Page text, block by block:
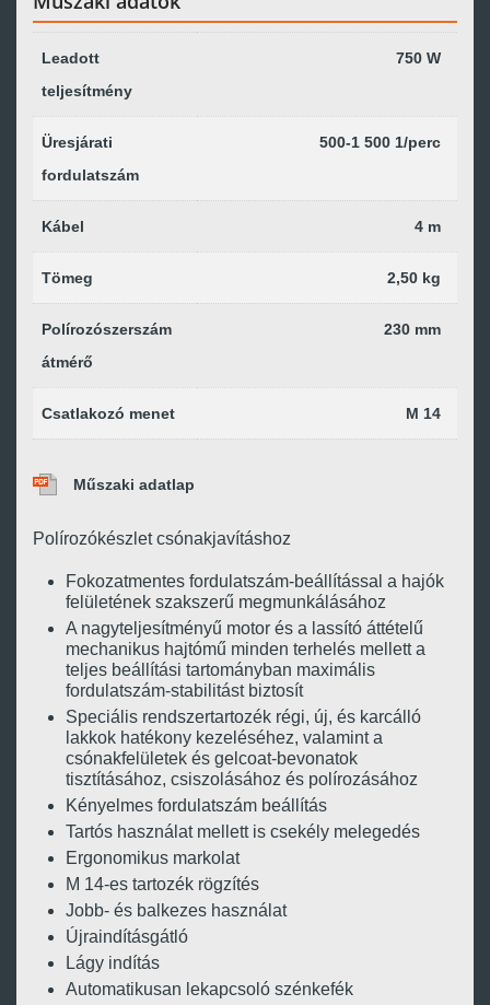
Leadott
teljesítmény
750 W
Üresjárati
fordulatszám
500-1 500 1/perc
Kábel 4 m
Tömeg 2,50 kg
Polírozószerszám
átmérő
230 mm
Csatlakozó menet M 14
Műszaki adatlap
Polírozókészlet csónakjavításhoz
Fokozatmentes fordulatszám-beállítással a hajók
felületének szakszerű megmunkálásához
A nagyteljesítményű motor és a lassító áttételű
mechanikus hajtómű minden terhelés mellett a
teljes beállítási tartományban maximális
fordulatszám-stabilitást biztosít
Speciális rendszertartozék régi, új, és karcálló
lakkok hatékony kezeléséhez, valamint a
csónakfelületek és gelcoat-bevonatok
tisztításához, csiszolásához és polírozásához
Kényelmes fordulatszám beállítás
Tartós használat mellett is csekély melegedés
Ergonomikus markolat
M 14-es tartozék rögzítés
Jobb- és balkezes használat
Újraindításgátló
Lágy indítás
Automatikusan lekapcsoló szénkefék